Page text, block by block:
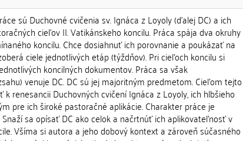
sú Duchovné cvičenia sv. Ignáca z Loyoly (ďalej DC) a ich
cieľov II. Vatikánskeho koncilu. Práca spája dva okruhy
koncilu. Chce dosiahnuť ich porovnanie a poukázať na
ciele jednotlivých etáp (týždňov). Pri cieľoch koncilu si
koncilných dokumentov. Práca sa však
venuje DC. DC sú jej majoritným predmetom. Cieľom tejto
renesancii Duchovných cvičení Ignáca z Loyoly, ich hlbšieho
pre ich široké pastoračné aplikácie. Charakter práce je
sa opísať DC ako celok a načrtnúť ich aplikovateľnosť v
Všíma si autora a jeho dobový kontext a zároveň súčasného